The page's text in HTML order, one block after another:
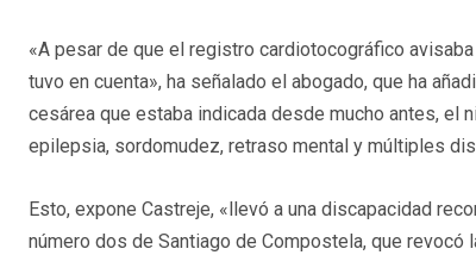
«A pesar de que el registro cardiotocográfico
tuvo en cuenta», ha señalado el abogado, que ha
cesárea que estaba indicada desde mucho antes, el
epilepsia, sordomudez, retraso mental y múltiples
Esto, expone Castreje, «llevó a una discapacidad
número dos de Santiago de Compostela, que